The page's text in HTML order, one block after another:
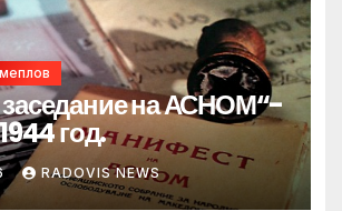
на АСНОМ“-
год.
RADOVIS NEWS